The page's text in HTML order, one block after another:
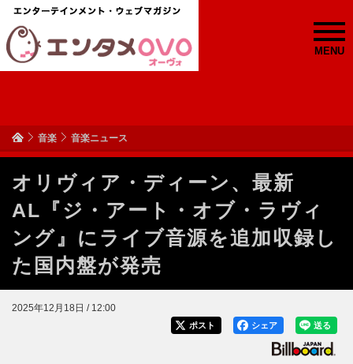
MENU
音楽 音楽ニュース
オリヴィア・ディーン、最新
AL『ジ・アート・オブ・ラヴィ
ング』にライブ音源を追加収録し
た国内盤が発売
2025年12月18日 / 12:00
送る
シェア
ポスト